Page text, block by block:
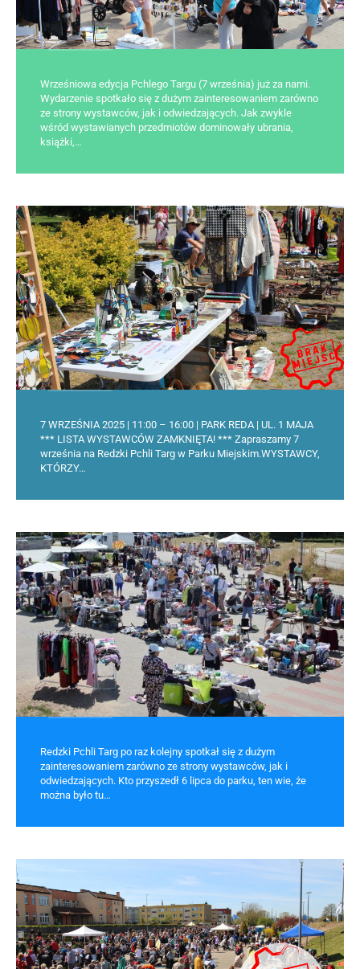
Wrześniowa edycja Pchlego Targu (7 września) już za nami.
Wydarzenie spotkało się z dużym zainteresowaniem zarówno
ze strony wystawców, jak i odwiedzających. Jak zwykle
wśród wystawianych przedmiotów dominowały ubrania,
książki,…
7 WRZEŚNIA 2025 | 11:00 – 16:00 | PARK REDA | UL. 1 MAJA
*** LISTA WYSTAWCÓW ZAMKNIĘTA! *** Zapraszamy 7
września na Redzki Pchli Targ w Parku Miejskim.WYSTAWCY,
KTÓRZY…
Redzki Pchli Targ po raz kolejny spotkał się z dużym
zainteresowaniem zarówno ze strony wystawców, jak i
odwiedzających. Kto przyszedł 6 lipca do parku, ten wie, że
można było tu…